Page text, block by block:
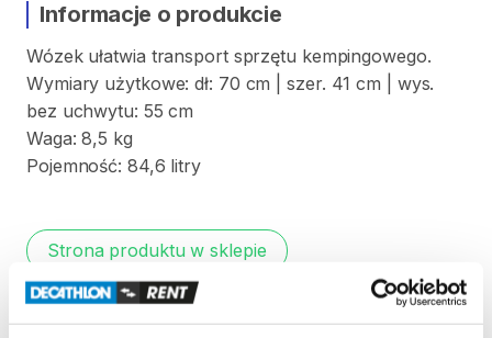
Informacje o produkcie
Wózek ułatwia transport sprzętu kempingowego.
Wymiary użytkowe: dł: 70 cm szer. 41 cm
wys.
bez uchwytu: 55 cm
Waga: 8​,​5 kg
Pojemność: 84​,​6 litry
Strona produktu w sklepie
Zasady wypożyczenia